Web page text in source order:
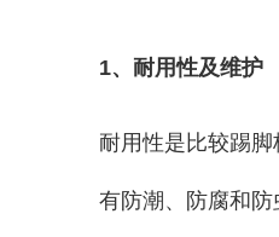
1、耐用性及维护
耐用性是比较踢
有防潮、防腐和